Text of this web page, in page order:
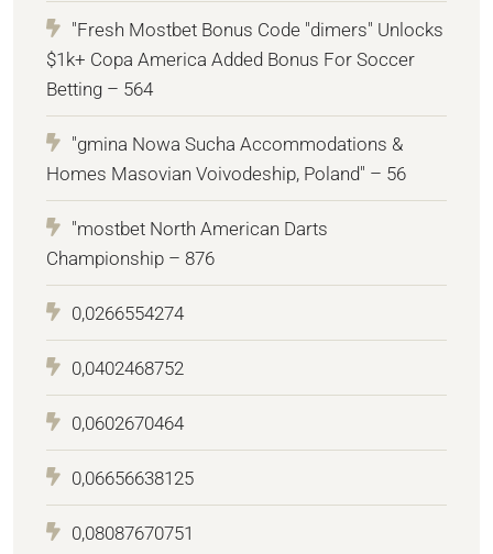
"Fresh Mostbet Bonus Code "dimers" Unlocks
$1k+ Copa America Added Bonus For Soccer
Betting – 564
"gmina Nowa Sucha Accommodations &
Homes Masovian Voivodeship, Poland" – 56
"mostbet North American Darts
Championship – 876
0,0266554274
0,0402468752
0,0602670464
0,06656638125
0,08087670751